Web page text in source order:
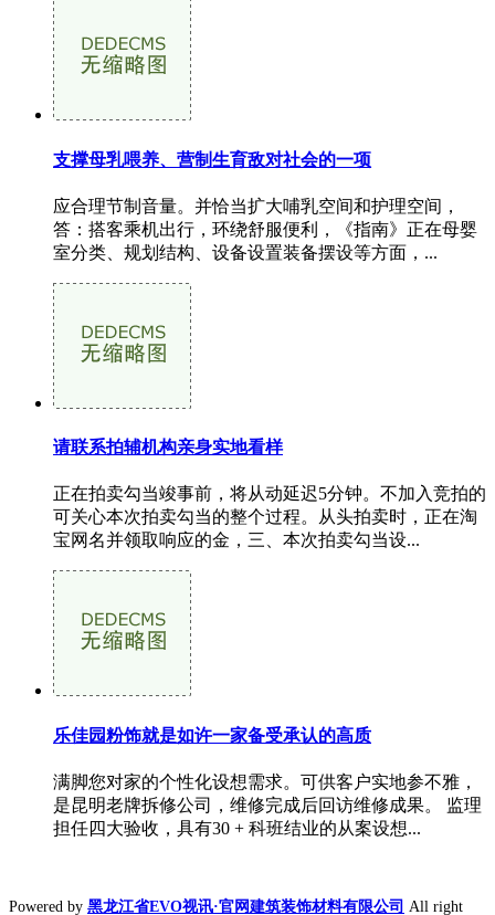
支撑母乳喂养、营制生育敌对社会的一项
应合理节制音量。并恰当扩大哺乳空间和护理空间，
答：搭客乘机出行，环绕舒服便利，《指南》正在母婴
室分类、规划结构、设备设置装备摆设等方面，...
请联系拍辅机构亲身实地看样
正在拍卖勾当竣事前，将从动延迟5分钟。不加入竞拍的
可关心本次拍卖勾当的整个过程。从头拍卖时，正在淘
宝网名并领取响应的金，三、本次拍卖勾当设...
乐佳园粉饰就是如许一家备受承认的高质
满脚您对家的个性化设想需求。可供客户实地参不雅，
是昆明老牌拆修公司，维修完成后回访维修成果。 监理
担任四大验收，具有30 + 科班结业的从案设想...
Powered by 黑龙江省EVO视讯·官网建筑装饰材料有限公司 All right